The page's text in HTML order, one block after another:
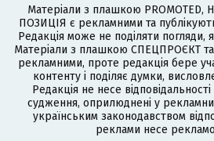
Матеріали з плашкою
ПОЗИЦІЯ є рекламними та
Редакція може не поділяти погляди,
Матеріали з плашкою СПЕЦПРОЄКТ
рекламними, проте редакція бере
контенту і поділяє думки,
Редакція не несе
судження, оприлюднені у
українським законодавством
реклами несе